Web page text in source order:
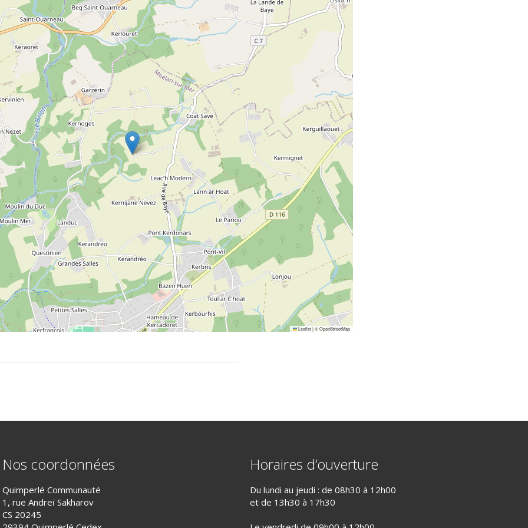
Leaflet|©OpenStreetMap
Nos coordonnées
Quimperlé Communauté
1, rue Andreï Sakharov
CS 20245
Horaires d’ouverture
Du lundi au jeudi : de 08h30 à 12h00
et de 13h30 à 17h30